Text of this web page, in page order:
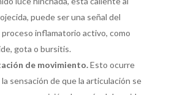
puede ser una señal del
inflamatorio activo, como
gota o bursitis.
de movimiento.Esto ocurre
sensación de que la articulación se